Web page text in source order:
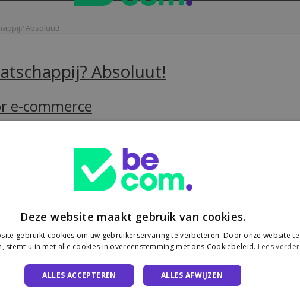
Absoluut!
Absoluut!
e-commerce
Europese heffing van €3 op pakjes onder €150 uit niet-EU-landen....
Deze website maakt gebruik van cookies.
gebruikt cookies om uw gebruikerservaring te verbeteren. Door onze website te
stemt u in met alle cookies in overeenstemming met ons Cookiebeleid. Lees verder
ALLES ACCEPTEREN ALLES AFWIJZEN